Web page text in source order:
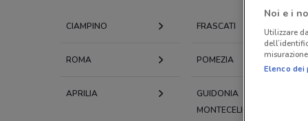
CIAMPINO FRASCATI
ROMA POMEZIA
APRILIA
GUIDONIA
MONTECELIO
Noi e i
Utilizzare
Elenco dei